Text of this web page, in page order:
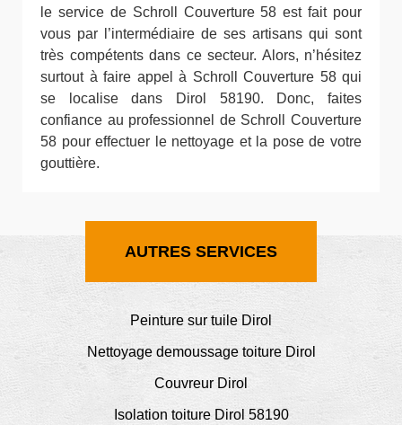
le service de Schroll Couverture 58 est fait pour
vous par l’intermédiaire de ses artisans qui sont
très compétents dans ce secteur. Alors, n’hésitez
surtout à faire appel à Schroll Couverture 58 qui
se localise dans Dirol 58190. Donc, faites
confiance au professionnel de Schroll Couverture
58 pour effectuer le nettoyage et la pose de votre
gouttière.
AUTRES SERVICES
Peinture sur tuile Dirol
Nettoyage demoussage toiture Dirol
Couvreur Dirol
Isolation toiture Dirol 58190